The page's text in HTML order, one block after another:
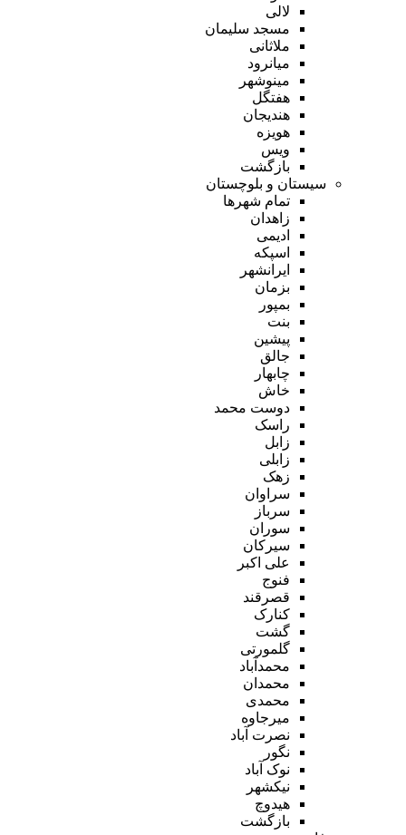
لالی
مسجد سلیمان
ملاثانی
میانرود
مینوشهر
هفتگل
هندیجان
هویزه
ویس
بازگشت
سیستان و بلوچستان
تمام شهر‌ها
زاهدان
ادیمی
اسپکه
ایرانشهر
بزمان
بمپور
بنت
پیشین
جالق
چابهار
خاش
دوست محمد
راسک
زابل
زابلی
زهک
سراوان
سرباز
سوران
سیرکان
علی اکبر
فنوج
قصرقند
کنارک
گشت
گلمورتی
محمدآباد
محمدان
محمدی
میرجاوه
نصرت آباد
نگور
نوک آباد
نیکشهر
هیدوچ
بازگشت